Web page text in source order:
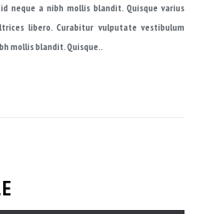
neque a nibh mollis blandit. Quisque varius
libero. Curabitur vulputate vestibulum
mollis blandit. Quisque..